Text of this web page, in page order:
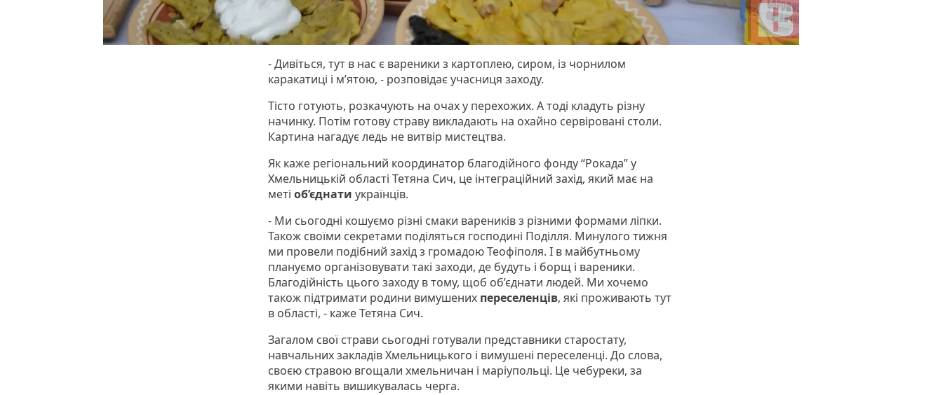
- Дивіться, тут в нас є вареники з картоплею, сиром, із чорнилом
каракатиці і м’ятою, - розповідає учасниця заходу.
Тісто готують, розкачують на очах у перехожих. А тоді кладуть різну
начинку. Потім готову страву викладають на охайно сервіровані столи.
Картина нагадує ледь не витвір мистецтва.
Як каже регіональний координатор благодійного фонду “Рокада” у
Хмельницькій області Тетяна Сич, це інтеграційний захід, який має на
меті об’єднати українців.
- Ми сьогодні кошуємо різні смаки вареників з різними формами ліпки.
Також своїми секретами поділяться господині Поділля. Минулого тижня
ми провели подібний захід з громадою Теофіполя. І в майбутньому
плануємо організовувати такі заходи, де будуть і борщ і вареники.
Благодійність цього заходу в тому, щоб об’єднати людей. Ми хочемо
також підтримати родини вимушених переселенців, які проживають тут
в області, - каже Тетяна Сич.
Загалом свої страви сьогодні готували представники старостату,
навчальних закладів Хмельницького і вимушені переселенці. До слова,
своєю стравою вгощали хмельничан і маріупольці. Це чебуреки, за
якими навіть вишикувалась черга.